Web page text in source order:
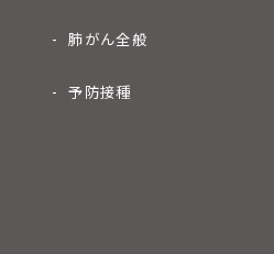
肺がん全般
予防接種